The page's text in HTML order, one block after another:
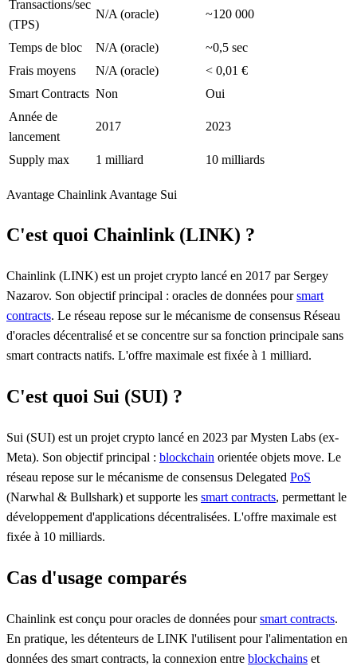
Transactions/sec
(TPS)
N/A (oracle) ~120 000
Temps de bloc N/A (oracle)
~0,5 sec
Frais moyens
N/A (oracle)
< 0,01 €
Smart Contracts Non
Oui
Année de
lancement
2017 2023
Supply max 1 milliard 10 milliards
Avantage Chainlink Avantage Sui
C'est quoi Chainlink (LINK) ?
Chainlink (LINK) est un projet crypto lancé en 2017 par Sergey
Nazarov. Son objectif principal : oracles de données poursmart
contracts. Le réseau repose sur le mécanisme de consensus Réseau
d'oracles décentralisé et se concentre sur sa fonction principale sans
smart contracts natifs. L'offre maximale est fixée à 1 milliard.
C'est quoi Sui (SUI) ?
Sui (SUI) est un projet crypto lancé en 2023 par Mysten Labs (ex-
Meta). Son objectif principal : blockchain orientée objets move. Le
réseau repose sur le mécanisme de consensus Delegated PoS
(Narwhal & Bullshark) et supporte les smart contracts, permettant le
développement d'applications décentralisées. L'offre maximale est
fixée à 10 milliards.
Cas d'usage comparés
Chainlink est conçu pour oracles de données poursmart contracts.
En pratique, les détenteurs de LINK l'utilisent pour l'alimentation en
données des smart contracts, la connexion entre blockchains et